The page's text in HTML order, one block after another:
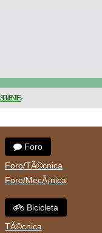
SIGUIENTE >
Foro
Foro/TÃ©cnica
Foro/MecÃ¡nica
Bicicleta
TÃ©cnica